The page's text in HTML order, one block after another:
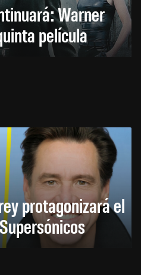
Warner
película
protagonizará el